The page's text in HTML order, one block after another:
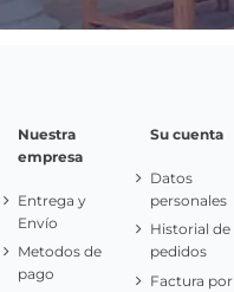
Nuestra
empresa
Entrega y
Envío
Metodos de
pago
Su cuenta
Datos
personales
Historial de
pedidos
Factura por